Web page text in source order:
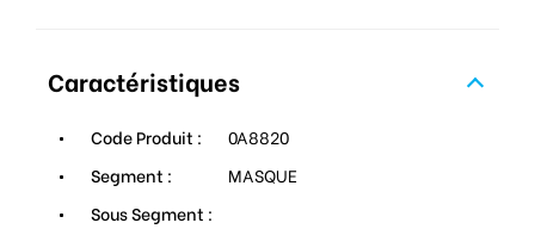
Caractéristiques
Code Produit :
0A8820
Segment :
MASQUE
Sous Segment :